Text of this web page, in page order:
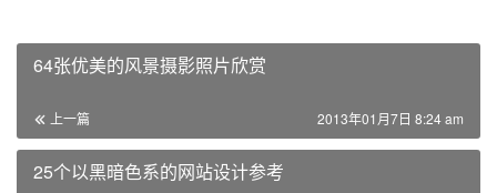
64张优美的风景摄影照片欣赏
上一篇 2013年01月7日 8:24 am
25个以黑暗色系的网站设计参考